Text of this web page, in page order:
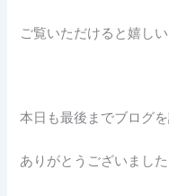
ご覧いただけると嬉し
本日も最後までブログ
ありがとうございました